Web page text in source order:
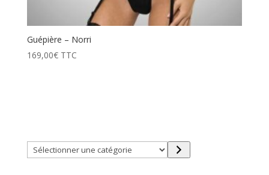
Guépière – Norri
169,00€ TTC
Sélectionner
une